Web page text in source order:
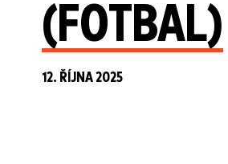
(FOTBAL)
12. ŘÍJNA 2025